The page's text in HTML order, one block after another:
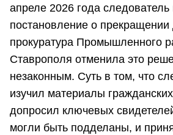
апреле 2026 года
постановление о
прокуратура Промышленного
Ставрополя отменила это
незаконным. Суть в том, что
изучил материалы
допросил ключевых
могли быть подделаны, и